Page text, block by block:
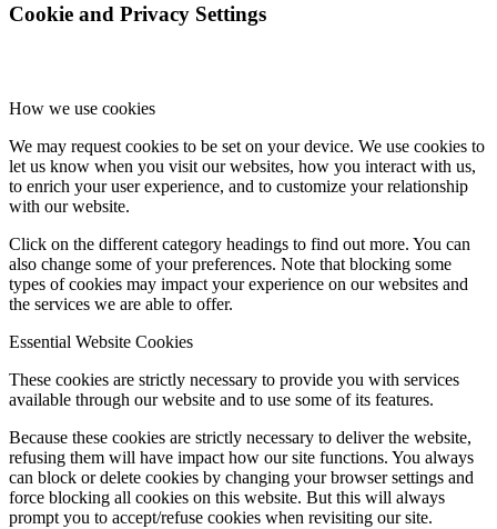
Cookie and Privacy Settings
How we use cookies
We may request cookies to be set on your device. We use cookies to
let us know when you visit our websites, how you interact with us,
to enrich your user experience, and to customize your relationship
with our website.
Click on the different category headings to find out more. You can
also change some of your preferences. Note that blocking some
types of cookies may impact your experience on our websites and
the services we are able to offer.
Essential Website Cookies
These cookies are strictly necessary to provide you with services
available through our website and to use some of its features.
Because these cookies are strictly necessary to deliver the website,
refusing them will have impact how our site functions. You always
can block or delete cookies by changing your browser settings and
force blocking all cookies on this website. But this will always
prompt you to accept/refuse cookies when revisiting our site.